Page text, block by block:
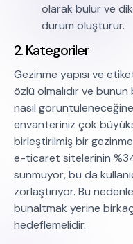
olarak bulur ve
durum oluşturur.
2. Kategoriler
Gezinme yapısı ve
özlü olmalıdır ve
nasıl
envanteriniz çok
birleştirilmiş bir
e-ticaret sitelerinin
sunmuyor, bu da
zorlaştırıyor. Bu
bunaltmak yerine
hedeflemelidir.